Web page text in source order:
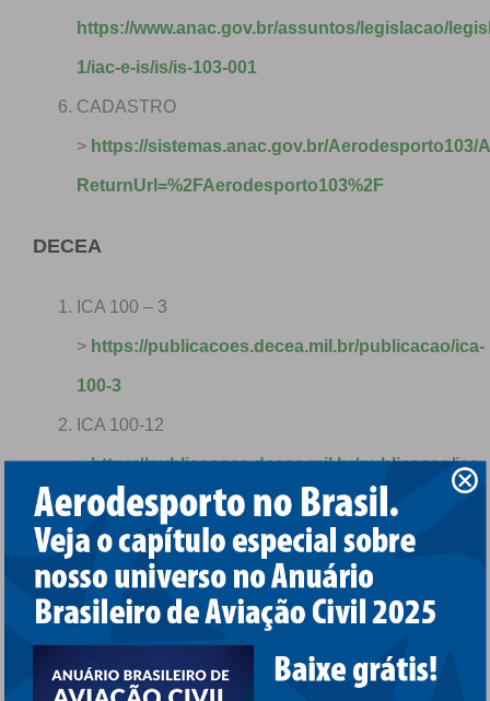
https://www.anac.gov.br/assuntos/legislacao/
1/iac-e-is/is/is-103-001
CADASTRO
> https://sistemas.anac.gov.br/Aerodesporto103/
ReturnUrl=%2FAerodesporto103%2F
DECEA
ICA 100 – 3
> https://publicacoes.decea.mil.br/publicacao/ica-
100-3
ICA 100-12
>https://publicacoes.decea.mil.br/publicacao/ica-
100-12
ICA 100-38 > Essa publicação foi revogada pela
Processo de solicitação para o Uso Especial do
Espaço Aéreo – ICA 100-36 no dia 04/06/2025